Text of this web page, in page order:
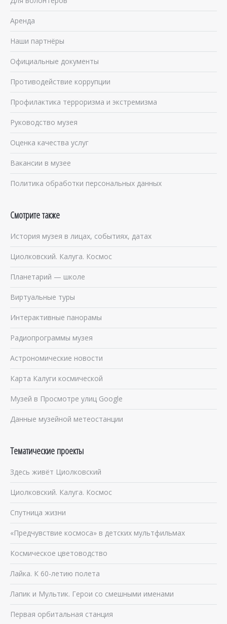
Аренда
Наши партнёры
Официальные документы
Противодействие коррупции
Профилактика терроризма и экстремизма
Руководство музея
Оценка качества услуг
Вакансии в музее
Политика обработки персональных данных
Смотрите также
История музея в лицах, событиях, датах
Циолковский. Калуга. Космос
Планетарий — школе
Виртуальные туры
Интерактивные панорамы
Радиопрограммы музея
Астрономические новости
Карта Калуги космической
Музей в Просмотре улиц Google
Данные музейной метеостанции
Тематические проекты
Здесь живёт Циолковский
Циолковский. Калуга. Космос
Спутница жизни
«Предчувствие космоса» в детских мультфильмах
Космическое цветоводство
Лайка. К 60-летию полета
Лапик и Мультик. Герои со смешными именами
Первая орбитальная станция